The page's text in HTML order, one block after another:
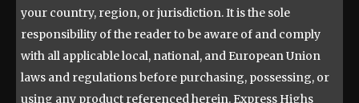
your country, region, or jurisdiction. It is the sole
responsibility of the reader to be aware of and comply
with all applicable local, national, and European Union
laws and regulations before purchasing, possessing, or
using any product referenced herein. Express Highs